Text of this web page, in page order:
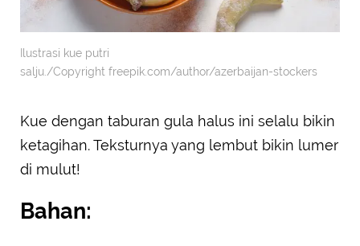
Ilustrasi kue putri
salju./Copyright freepik.com/author/azerbaijan-stockers
Kue dengan taburan gula halus ini selalu bikin
ketagihan. Teksturnya yang lembut bikin lumer
di mulut!
Bahan: